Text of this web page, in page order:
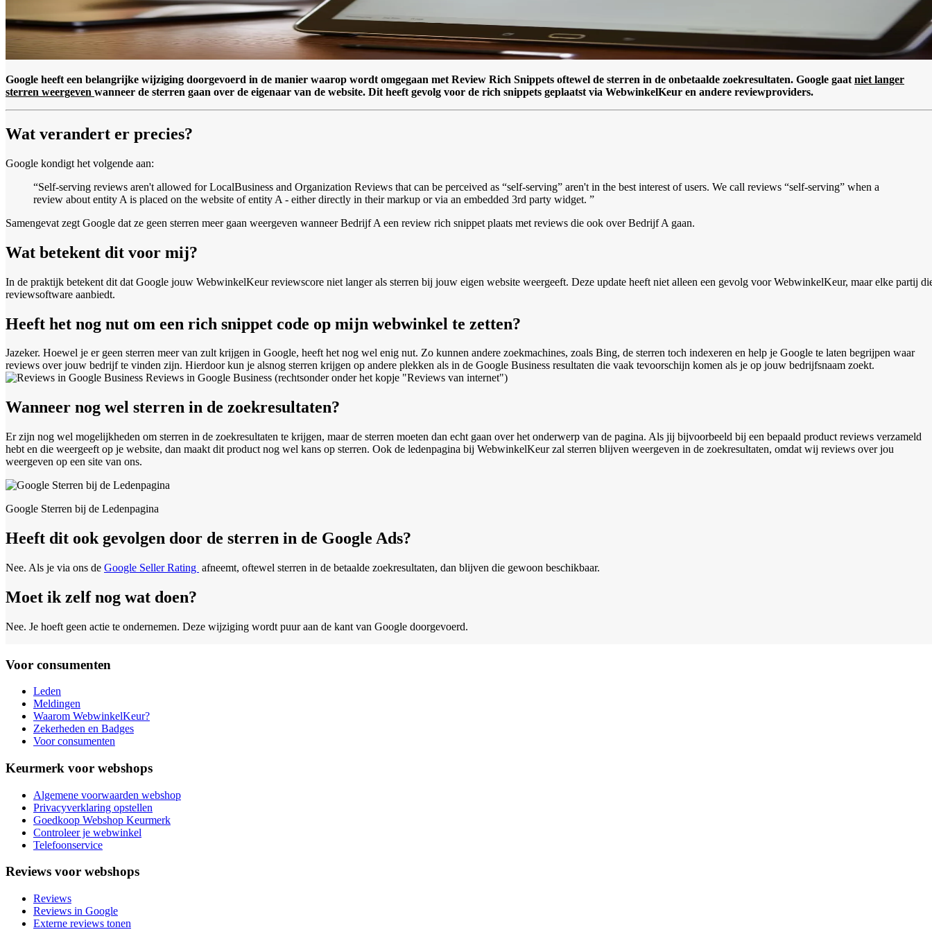
Google heeft een belangrijke wijziging doorgevoerd in de manier waarop wordt omgegaan met Review Rich Snippets oftewel de sterren in de onbetaalde zoekresultaten. Google gaat niet langer
sterren weergeven wanneer de sterren gaan over de eigenaar van de website. Dit heeft gevolg voor de rich snippets geplaatst via WebwinkelKeur en andere reviewproviders.
Wat verandert er precies?
Google kondigt het volgende aan:
“Self-serving reviews aren't allowed for LocalBusiness and Organization Reviews that can be perceived as “self-serving” aren't in the best interest of users. We call reviews “self-serving” when a
review about entity A is placed on the website of entity A - either directly in their markup or via an embedded 3rd party widget. ”
Samengevat zegt Google dat ze geen sterren meer gaan weergeven wanneer Bedrijf A een review rich snippet plaats met reviews die ook over Bedrijf A gaan.
Wat betekent dit voor mij?
In de praktijk betekent dit dat Google jouw WebwinkelKeur reviewscore niet langer als sterren bij jouw eigen website weergeeft. Deze update heeft niet alleen een gevolg voor WebwinkelKeur, maar elke partij
reviewsoftware aanbiedt.
Heeft het nog nut om een rich snippet code op mijn webwinkel te zetten?
Jazeker. Hoewel je er geen sterren meer van zult krijgen in Google, heeft het nog wel enig nut. Zo kunnen andere zoekmachines, zoals Bing, de sterren toch indexeren en help je Google te laten begrijpen waar
reviews over jouw bedrijf te vinden zijn. Hierdoor kun je alsnog sterren krijgen op andere plekken als in de Google Business resultaten die vaak tevoorschijn komen als je op jouw bedrijfsnaam zoekt.
Reviews in Google Business (rechtsonder onder het kopje "Reviews van internet")
Wanneer nog wel sterren in de zoekresultaten?
Er zijn nog wel mogelijkheden om sterren in de zoekresultaten te krijgen, maar de sterren moeten dan echt gaan over het onderwerp van de pagina. Als jij bijvoorbeeld bij een bepaald product reviews verzameld
hebt en die weergeeft op je website, dan maakt dit product nog wel kans op sterren. Ook de ledenpagina bij WebwinkelKeur zal sterren blijven weergeven in de zoekresultaten, omdat wij reviews over jou
weergeven op een site van ons.
Google Sterren bij de Ledenpagina
Heeft dit ook gevolgen door de sterren in de Google Ads?
Nee. Als je via ons de Google Seller Rating afneemt, oftewel sterren in de betaalde zoekresultaten, dan blijven die gewoon beschikbaar.
Moet ik zelf nog wat doen?
Nee. Je hoeft geen actie te ondernemen. Deze wijziging wordt puur aan de kant van Google doorgevoerd.
Voor consumenten
Leden
Meldingen
Waarom WebwinkelKeur?
Zekerheden en Badges
Voor consumenten
Keurmerk voor webshops
Algemene voorwaarden webshop
Privacyverklaring opstellen
Goedkoop Webshop Keurmerk
Controleer je webwinkel
Telefoonservice
Reviews voor webshops
Reviews
Reviews in Google
Externe reviews tonen